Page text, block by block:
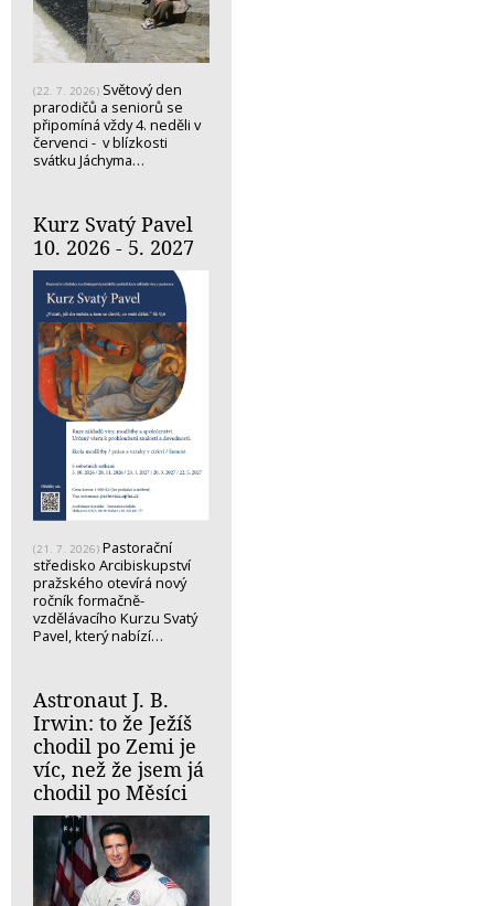
(22. 7. 2026) Světový den
prarodičů a seniorů se
připomíná vždy 4. neděli v
červenci - v blízkosti
svátku Jáchyma…
Kurz Svatý Pavel
10. 2026 - 5. 2027
(21. 7. 2026) Pastorační
středisko Arcibiskupství
pražského otevírá nový
ročník formačně-
vzdělávacího Kurzu Svatý
Pavel, který nabízí…
Astronaut J. B.
Irwin: to že Ježíš
chodil po Zemi je
víc, než že jsem já
chodil po Měsíci